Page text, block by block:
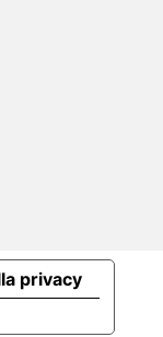
privacy